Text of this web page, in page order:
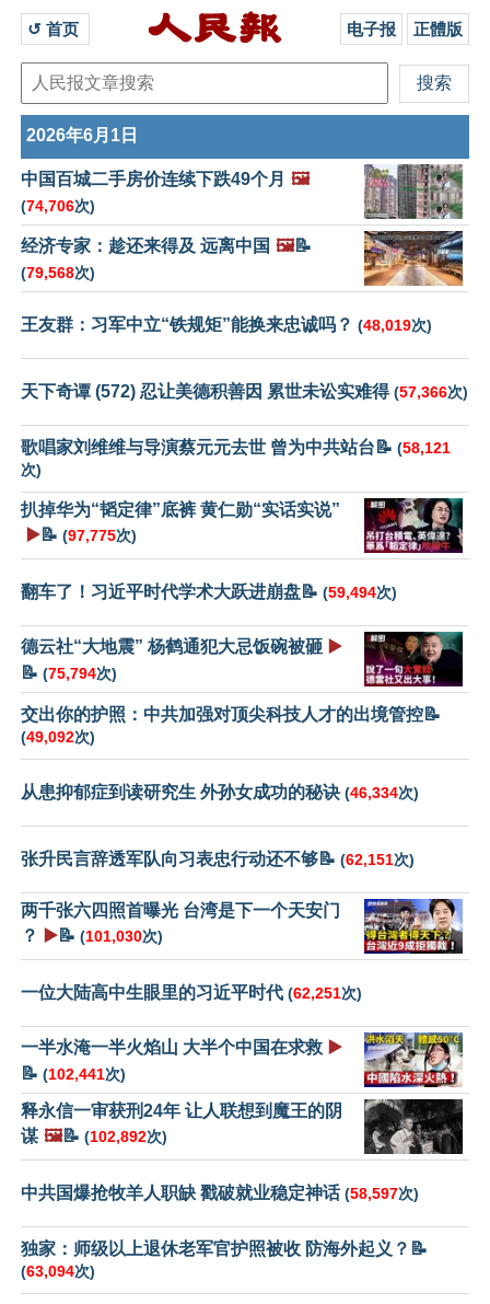
↺ 首页 电子报 正體版
2026年6月1日
中国百城二手房价连续下跌49个月 🖼️
(74,706次)
经济专家：趁还来得及 远离中国 🖼️📝
(79,568次)
王友群：习军中立“铁规矩”能换来忠诚吗？ (48,019次)
天下奇谭 (572) 忍让美德积善因 累世未讼实难得(57,366次)
歌唱家刘维维与导演蔡元元去世 曾为中共站台📝 (58,121
次)
扒掉华为“韬定律”底裤 黄仁勋“实话实说”
▶️📝 (97,775次)
翻车了！习近平时代学术大跃进崩盘📝 (59,494次)
德云社“大地震” 杨鹤通犯大忌饭碗被砸 ▶️
📝 (75,794次)
交出你的护照：中共加强对顶尖科技人才的出境管控📝
(49,092次)
从患抑郁症到读研究生 外孙女成功的秘诀 (46,334次)
张升民言辞透军队向习表忠行动还不够📝 (62,151次)
两千张六四照首曝光 台湾是下一个天安门
？
▶️📝 (101,030次)
一位大陆高中生眼里的习近平时代 (62,251次)
一半水淹一半火焰山 大半个中国在求救 ▶️
📝 (102,441次)
释永信一审获刑24年 让人联想到魔王的阴
谋 🖼️📝 (102,892次)
中共国爆抢牧羊人职缺 戳破就业稳定神话(58,597次)
独家：师级以上退休老军官护照被收 防海外起义？📝
(63,094次)